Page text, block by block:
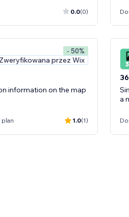
0.0(0)
- 50%
Zweryfikowana przez Wix
information on the map
1.0(1)
a